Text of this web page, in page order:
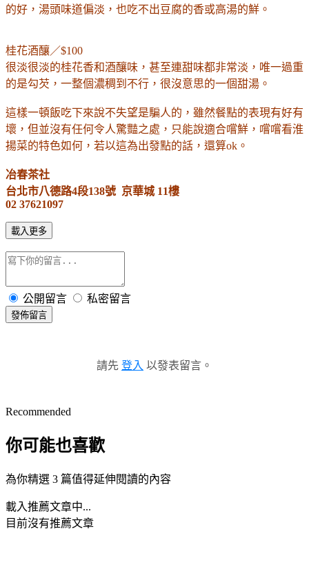
的好，湯頭味道偏淡，也吃不出豆腐的香或高湯的鮮。
桂花酒釀／$100
很淡很淡的桂花香和酒釀味，甚至連甜味都非常淡，唯一過重
的是勾芡，一整個濃稠到不行，很沒意思的一個甜湯。
這樣一頓飯吃下來說不失望是騙人的，雖然餐點的表現有好有
壞，但並沒有任何令人驚豔之處，只能說適合嚐鮮，嚐嚐看淮
揚菜的特色如何，若以這為出發點的話，還算ok。
冶春茶社
台北市八德路4段138號 京華城 11樓
02 37621097
載入更多
公開留言 私密留言
發佈留言
請先 登入 以發表留言。
Recommended
你可能也喜歡
為你精選 3 篇值得延伸閱讀的內容
載入推薦文章中...
目前沒有推薦文章